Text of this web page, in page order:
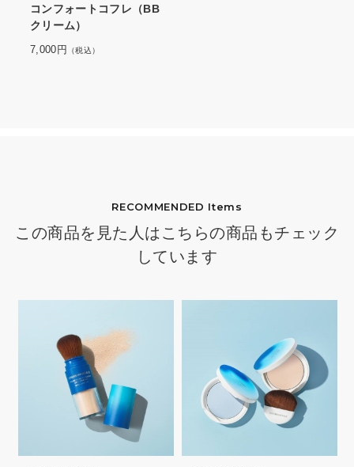
コンフォートコフレ（BB
クリーム）
7,000円 （税込）
RECOMMENDED Items
この商品を見た人はこちらの商品もチェック
しています